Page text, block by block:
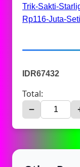
Trik-Sakti-
Rp116-Juta-
IDR67432
Total:
−